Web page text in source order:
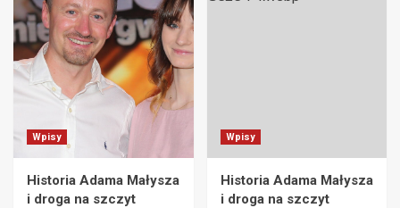
Wpisy
Historia Adama Małysza
i droga na szczyt
Wpisy
Historia Adama Małysza
i droga na szczyt